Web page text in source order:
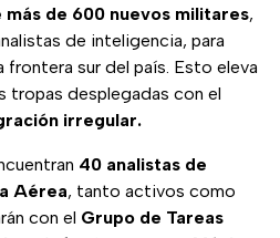
más de 600 nuevos militares,
de inteligencia, para
frontera sur del país. Esto eleva
tropas desplegadas con el
irregular.
40 analistas de
Aérea, tanto activos como
con el Grupo de Tareas